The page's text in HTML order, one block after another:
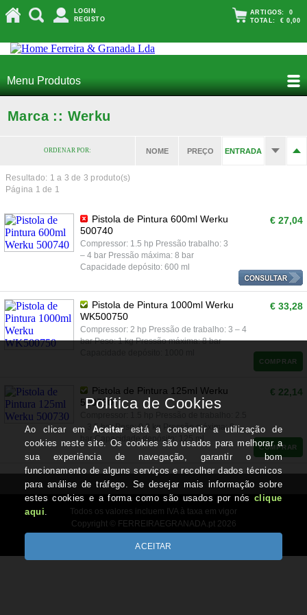
LOGIN
REGISTO
ARTIGOS: 0
TOTAL: € 0,00
Menu Produtos
Marca :: Werku
ORDENAR POR: NOME PREÇO ENTRADA
Resultado: 1 a 3 de 3 produto(s)
Página 1 de 1
Pistola de Pintura 600ml Werku
500740
Compressor: 1.5 hp Pressão trabalho: 3
– 4 bar Pressão máxima: 8 bar
Capacidade depósito: 600 ml
€ 27,04
Pistola de Pintura 1000ml Werku
WK500750
Compressor: 2 hp Pressão de trabalho: 3 – 4
bar Peso: 1 kg Pressão máxima: 8 bar
€ 33,28
COMPRAR
Pistola de Pintura 125ml Werku
500730
– 3.5 bar Peso: 0.3 kg Pressão máxima: 8
bar Capacidade depósito: 125 ml
€ 22,14
COMPRAR
Todos os valores incluem IVA à taxa em vigor
Copyright © FERREIRAEGRANADA.pt 2026